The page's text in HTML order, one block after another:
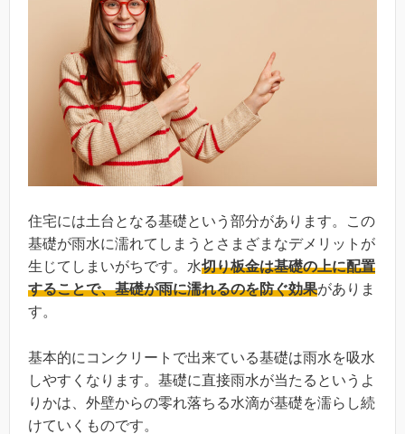
住宅には土台となる基礎という部分があります。この
基礎が雨水に濡れてしまうとさまざまなデメリットが
生じてしまいがちです。水切り板金は基礎の上に配置
することで、基礎が雨に濡れるのを防ぐ効果がありま
す。
基本的にコンクリートで出来ている基礎は雨水を吸水
しやすくなります。基礎に直接雨水が当たるというよ
りかは、外壁からの零れ落ちる水滴が基礎を濡らし続
けていくものです。